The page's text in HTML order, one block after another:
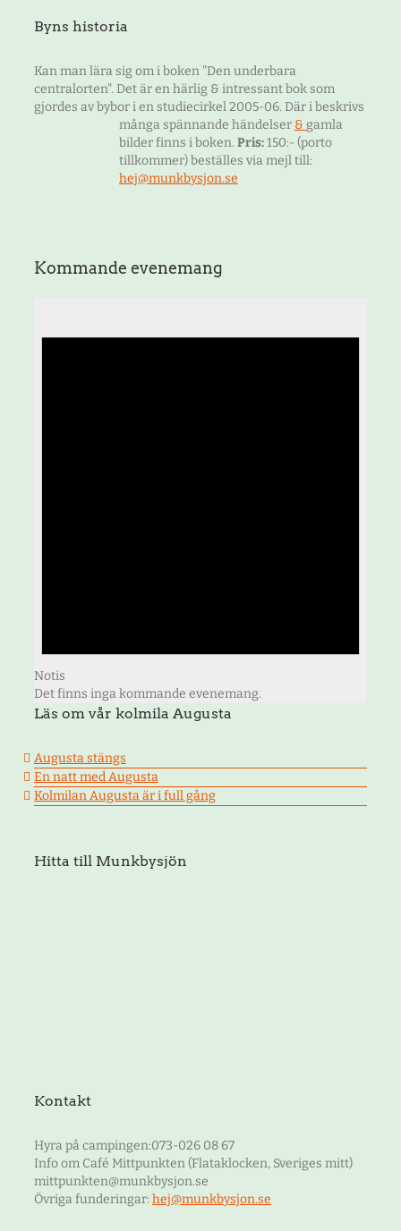
Byns historia
Kan man lära sig om i boken "Den underbara
centralorten". Det är en härlig & intressant bok som
gjordes av bybor i en studiecirkel 2005-06. Där i beskrivs
många spännande händelser & gamla
bilder finns i boken. Pris:150:- (porto
tillkommer) beställes via mejl till:
hej@munkbysjon.se
Kommande evenemang
Notis
Det finns inga kommande evenemang.
Läs om vår kolmila Augusta
Augusta stängs
En natt med Augusta
Kolmilan Augusta är i full gång
Hitta till Munkbysjön
Kontakt
Hyra på campingen:073-026 08 67
Info om Café Mittpunkten (Flataklocken, Sveriges mitt)
mittpunkten@munkbysjon.se
Övriga funderingar: hej@munkbysjon.se